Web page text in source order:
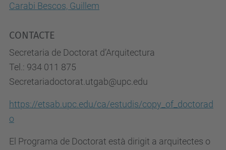
Carabi Bescos, Guillem
CONTACTE
Secretaria de Doctorat d’Arquitectura
Tel.: 934 011 875
Secretariadoctorat.utgab@upc.edu
https://etsab.upc.edu/ca/estudis/copy_of_doctorad
o
El Programa de Doctorat està dirigit a arquitectes o